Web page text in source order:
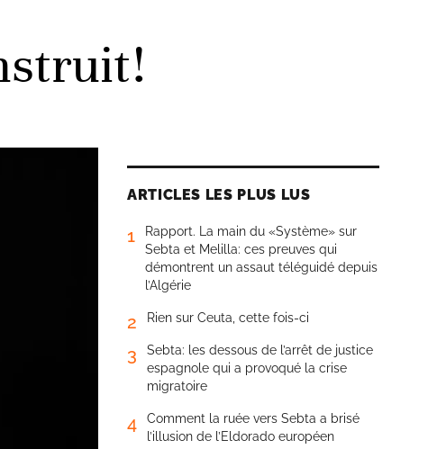
ARTICLES LES PLUS LUS
1
Rapport. La main du «Système» sur
Sebta et Melilla: ces preuves qui
démontrent un assaut téléguidé depuis
l’Algérie
2 Rien sur Ceuta, cette fois-ci
3
Sebta: les dessous de l’arrêt de justice
espagnole qui a provoqué la crise
migratoire
4
Comment la ruée vers Sebta a brisé
l’illusion de l’Eldorado européen